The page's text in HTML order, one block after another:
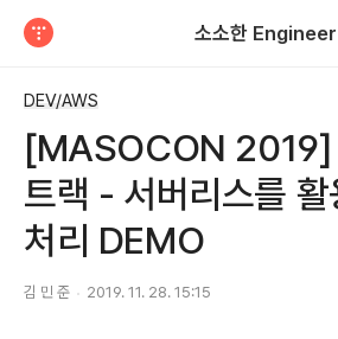
소소한 Engineer
DEV/AWS
[MASOCON 2019]
트랙 - 서버리스를
처리 DEMO
김 민 준 2019. 11. 28. 15:15